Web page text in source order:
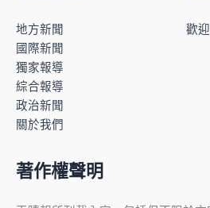
地方新聞
國際新聞
獨家報導
綜合報導
政治新聞
關於我們
歡
著作權聲明